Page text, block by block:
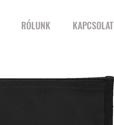
RÓLUNK KAPCSOLAT